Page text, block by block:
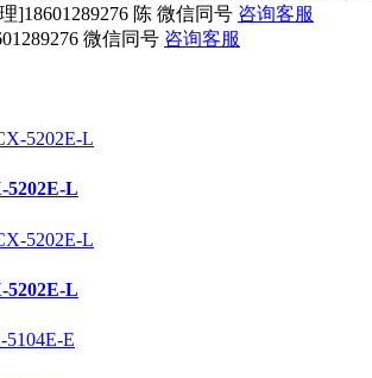
]18601289276 陈 微信同号 咨询客服
微信同号 咨询客服
5202E-L
5202E-L